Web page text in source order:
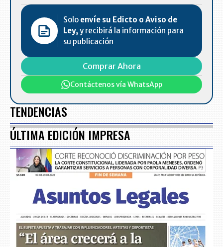
Solo envíe su Edicto o Aviso de
Ley,y recibirá la información para
su publicación
Comprar Ahora
Contáctenos vía WhatsApp
TENDENCIAS
ÚLTIMA EDICIÓN IMPRESA